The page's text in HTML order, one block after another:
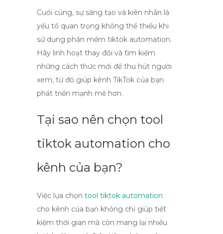
Cuối cùng, sự sáng tạo và kiên nhẫn là
yếu tố quan trọng không thể thiếu khi
sử dụng phần mềm tiktok automation.
Hãy linh hoạt thay đổi và tìm kiếm
những cách thức mới để thu hút người
xem, từ đó giúp kênh TikTok của bạn
phát triển mạnh mẽ hơn.
Tại sao nên chọn tool
tiktok automation cho
kênh của bạn?
Việc lựa chọn tool tiktok automation
cho kênh của bạn không chỉ giúp tiết
kiệm thời gian mà còn mang lại nhiều